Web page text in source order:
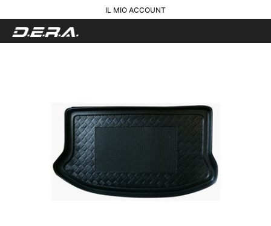
IL MIO ACCOUNT